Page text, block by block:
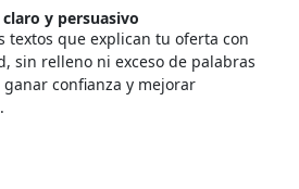
y persuasivo
textos que explican tu oferta con
sin relleno ni exceso de palabras
ganar confianza y mejorar